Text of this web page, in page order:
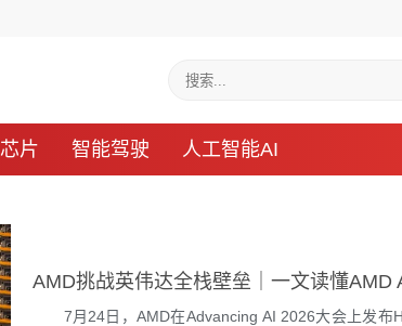
芯片 智能驾驶 人工智能AI
AMD挑战英伟达全栈壁垒｜一文读懂AMD
7月24日，AMD在Advancing AI 2026大会上发布